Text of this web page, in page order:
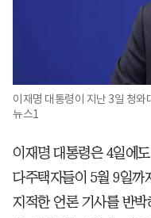
이재명 대통령이 지난 3일 청
뉴스1
이재명 대통령은 4일에
다주택자들이 5월 9일까
지적한 언론 기사를 반